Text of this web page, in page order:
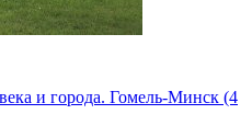
и города. Гомель-Минск (4